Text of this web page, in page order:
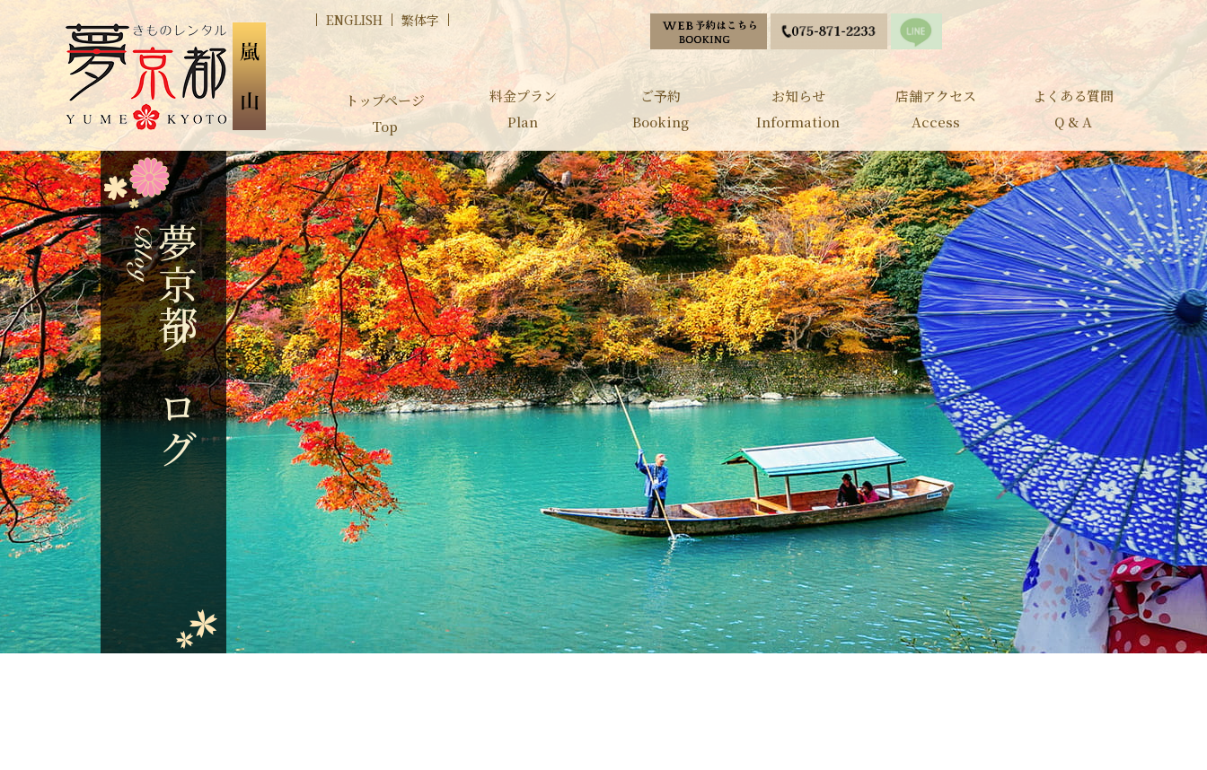
ENGLISH 繁体字
トップページ
Top
料金プラン
Plan
ご予約
Booking
お知らせ
Information
店舗アクセス
Access
よくある質問
Q & A
夢京都ブログ
b
l
o
g